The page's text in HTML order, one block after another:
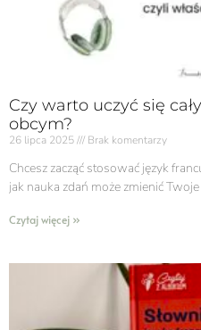
Czy warto uczyć się
obcym?
26 lipca 2025 Brak komentarzy
Chcesz zacząć stosować język
jak nauka zdań może zmienić
Czytaj więcej »